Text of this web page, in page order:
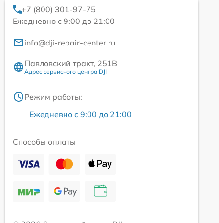
+7 (800) 301-97-75
Ежедневно с 9:00 до 21:00
info@dji-repair-center.ru
Павловский тракт, 251В
Адрес сервисного центра DJI
Режим работы:
Ежедневно с 9:00 до 21:00
Способы оплаты